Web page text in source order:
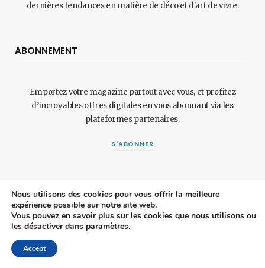
dernières tendances en matière de déco et d'art de vivre.
ABONNEMENT
Emportez votre magazine partout avec vous, et profitez
d’incroyables offres digitales en vous abonnant via les
plateformes partenaires.
S'ABONNER
DEVENIR ANNONCEUR
Grâce à nos collaborations variées et à nos partenariats
stratégiques, nous offrons une visibilité exceptionnelle à nos
annonceurs, assurant ainsi le succès constant de nos
Nous utilisons des cookies pour vous offrir la meilleure
expérience possible sur notre site web.
Vous pouvez en savoir plus sur les cookies que nous utilisons ou
les désactiver dans paramètres.
Accept